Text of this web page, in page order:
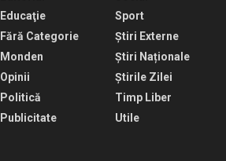
Educaţie
Fără Categorie
Monden
Opinii
Politică
Publicitate
Sport
Știri Externe
Știri Naționale
Știrile Zilei
Timp Liber
Utile